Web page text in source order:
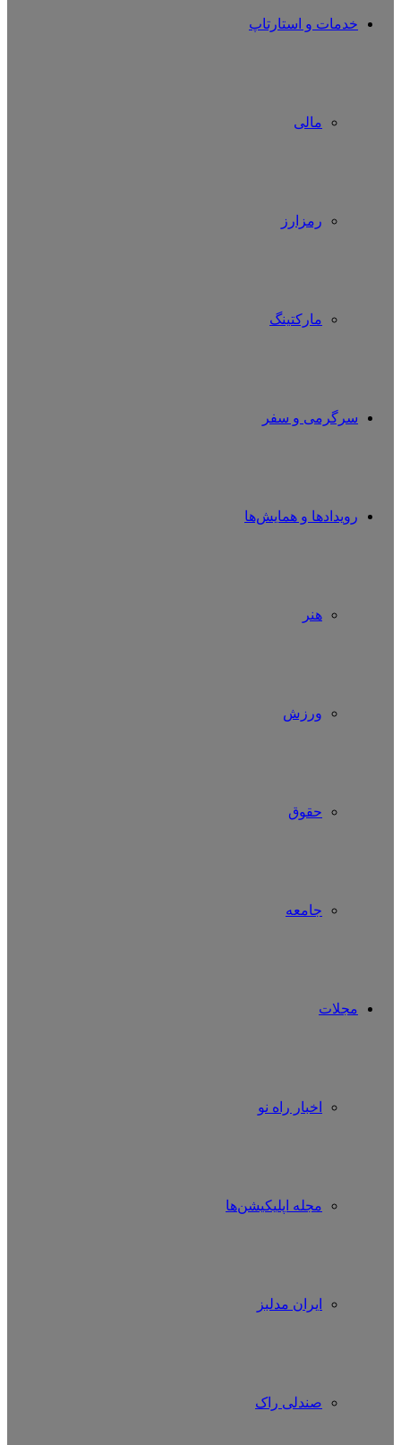
خدمات و استارتاپ
مالی
رمزارز
مارکتینگ
سرگرمی و سفر
رویدادها و همایش‌ها
هنر
ورزش
حقوق
جامعه
مجلات
اخبار راه نو
مجله اپلیکیشن‌ها
ایران مدلبز
صندلی راک